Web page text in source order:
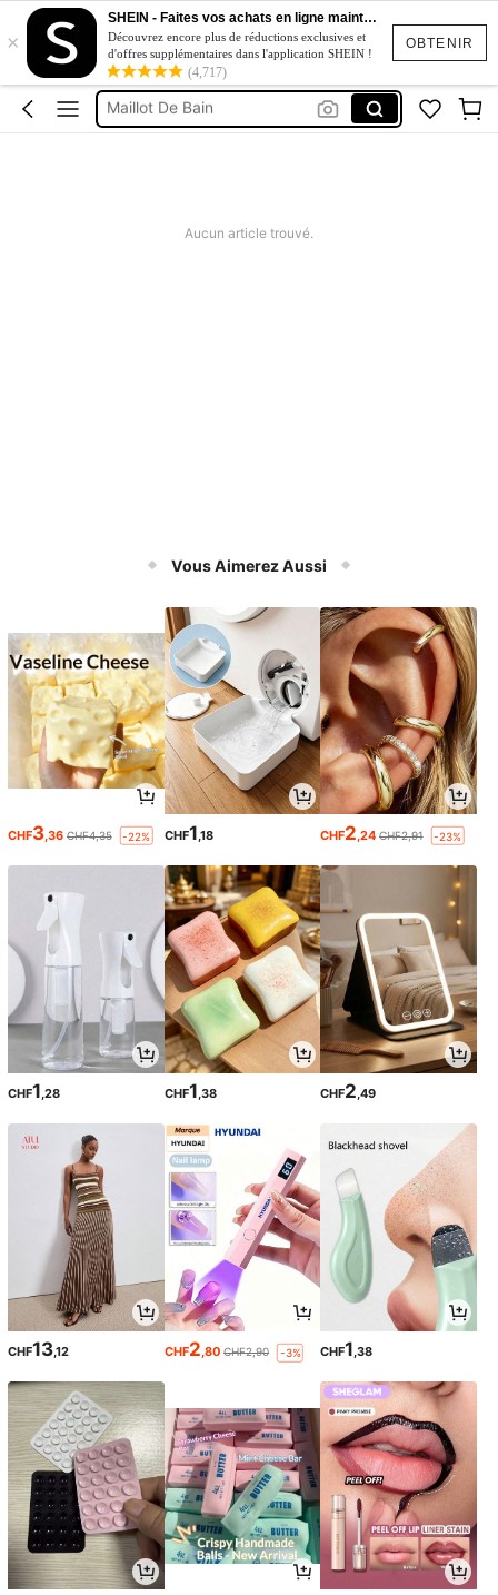
OBTENIR
×
SHEIN - Faites vos achats en ligne maintenant
Découvrez encore plus de réductions exclusives et
d'offres supplémentaires dans l'application SHEIN !
(4,717)
Robe Longue été
Robe
Maillot De Bain
Maillot De Bain Femme
Aucun article trouvé.
Vous Aimerez Aussi
CHF3 ,36 CHF4,35 -22% CHF1 ,18 CHF2 ,24 CHF2,91 -23%
CHF1,28 CHF1,38 CHF2,49
CHF13,12 CHF2,80 CHF2,90 -3% CHF1,38